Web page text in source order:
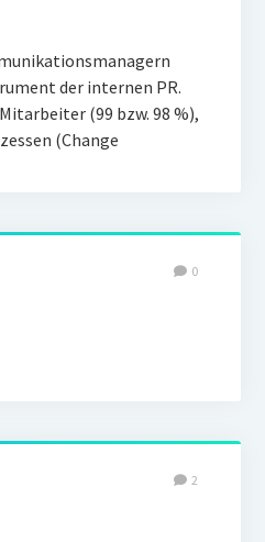
der internen PR.
(99 bzw. 98 %),
(Change
0
2